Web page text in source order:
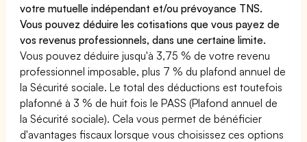
votre mutuelle indépendant et/ou prévoyance TNS.
Vous pouvez déduire les cotisations que vous payez de
vos revenus professionnels, dans une certaine limite.
Vous pouvez déduire jusqu'à 3,75 % de votre revenu
professionnel imposable, plus 7 % du plafond annuel de
la Sécurité sociale. Le total des déductions est toutefois
plafonné à 3 % de huit fois le PASS (Plafond annuel de
la Sécurité sociale). Cela vous permet de bénéficier
d'avantages fiscaux lorsque vous choisissez ces options